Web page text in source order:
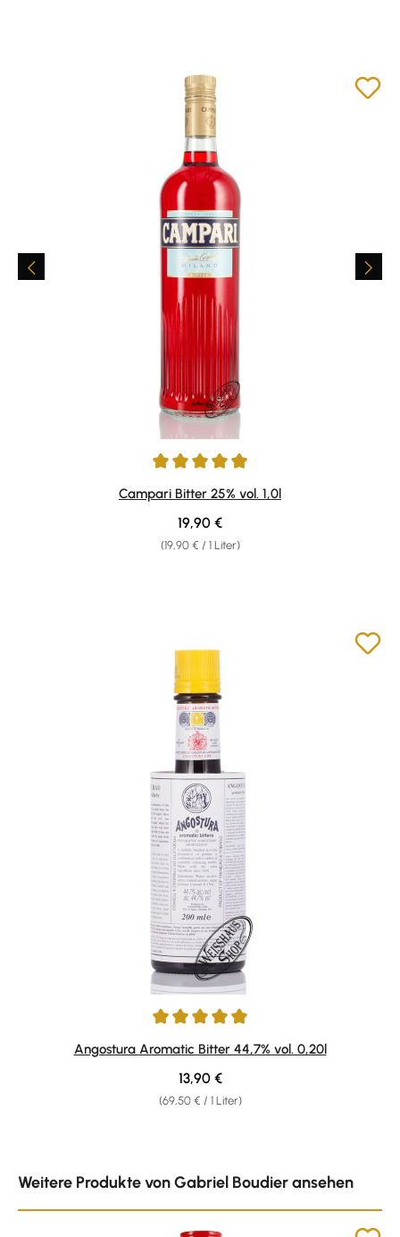
Durchschnittliche Bewertung von 4.92 von 5 Sternen
Campari Bitter 25% vol. 1,0l
(19,90 € / 1 Liter)
Regulärer Preis:
19,90 €
Durchschnittliche Bewertung von 4.94 von 5 Sternen
Angostura Aromatic Bitter 44,7% vol. 0,20l
(69,50 € / 1 Liter)
Regulärer Preis:
13,90 €
Weitere Produkte von Gabriel Boudier ansehen